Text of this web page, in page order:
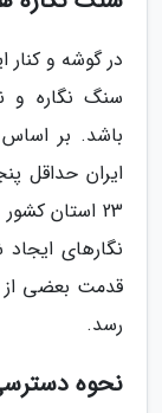
در گوشه و کنار
سنگ نگاره و
باشد. بر
ایران حداقل
23 استان
نگارهای
قدمت بعضی از
رسد.
نحوه